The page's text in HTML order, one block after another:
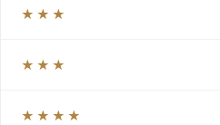
★★★
★★★
★★★★